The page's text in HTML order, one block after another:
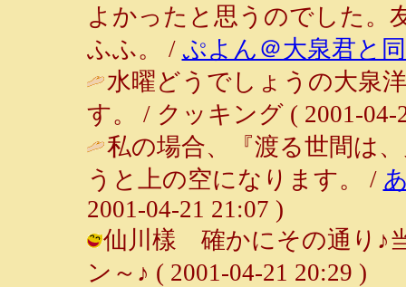
よかったと思うのでした。
ふふ。 / ぷよん＠大泉君と
水曜どうでしょうの大泉
す。 / クッキング ( 2001-04-
私の場合、『渡る世間は
うと上の空になります。 /
2001-04-21 21:07 )
仙川樣 確かにその通り♪
ン～♪ ( 2001-04-21 20:29 )